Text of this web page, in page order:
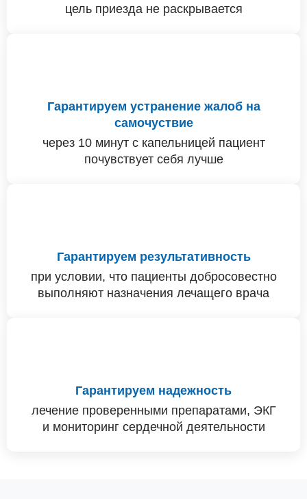
цель приезда не раскрывается
Гарантируем устранение жалоб на
самочуствие
через 10 минут с капельницей пациент
почувствует себя лучше
Гарантируем результативность
при условии, что пациенты добросовестно
выполняют назначения лечащего врача
Гарантируем надежность
лечение проверенными препаратами, ЭКГ
и мониторинг сердечной деятельности